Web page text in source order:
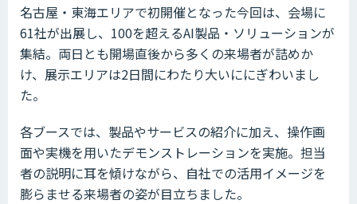
名古屋・東海エリアで初開催となった今回は、会場に
61社が出展し、100を超えるAI製品・ソリューションが
集結。両日とも開場直後から多くの来場者が詰めか
け、展示エリアは2日間にわたり大いににぎわいまし
た。
各ブースでは、製品やサービスの紹介に加え、操作画
面や実機を用いたデモンストレーションを実施。担当
者の説明に耳を傾けながら、自社での活用イメージを
膨らませる来場者の姿が目立ちました。